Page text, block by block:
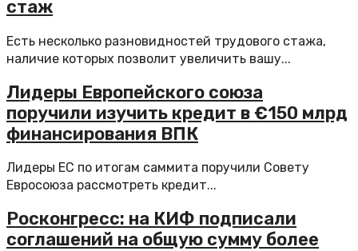
стаж
Есть несколько разновидностей трудового стажа,
наличие которых позволит увеличить вашу...
Лидеры Европейского союза
поручили изучить кредит в €150 млрд
финансирования ВПК
Лидеры ЕС по итогам саммита поручили Совету
Евросоюза рассмотреть кредит...
Росконгресс: на КИФ подписали
соглашений на общую сумму более